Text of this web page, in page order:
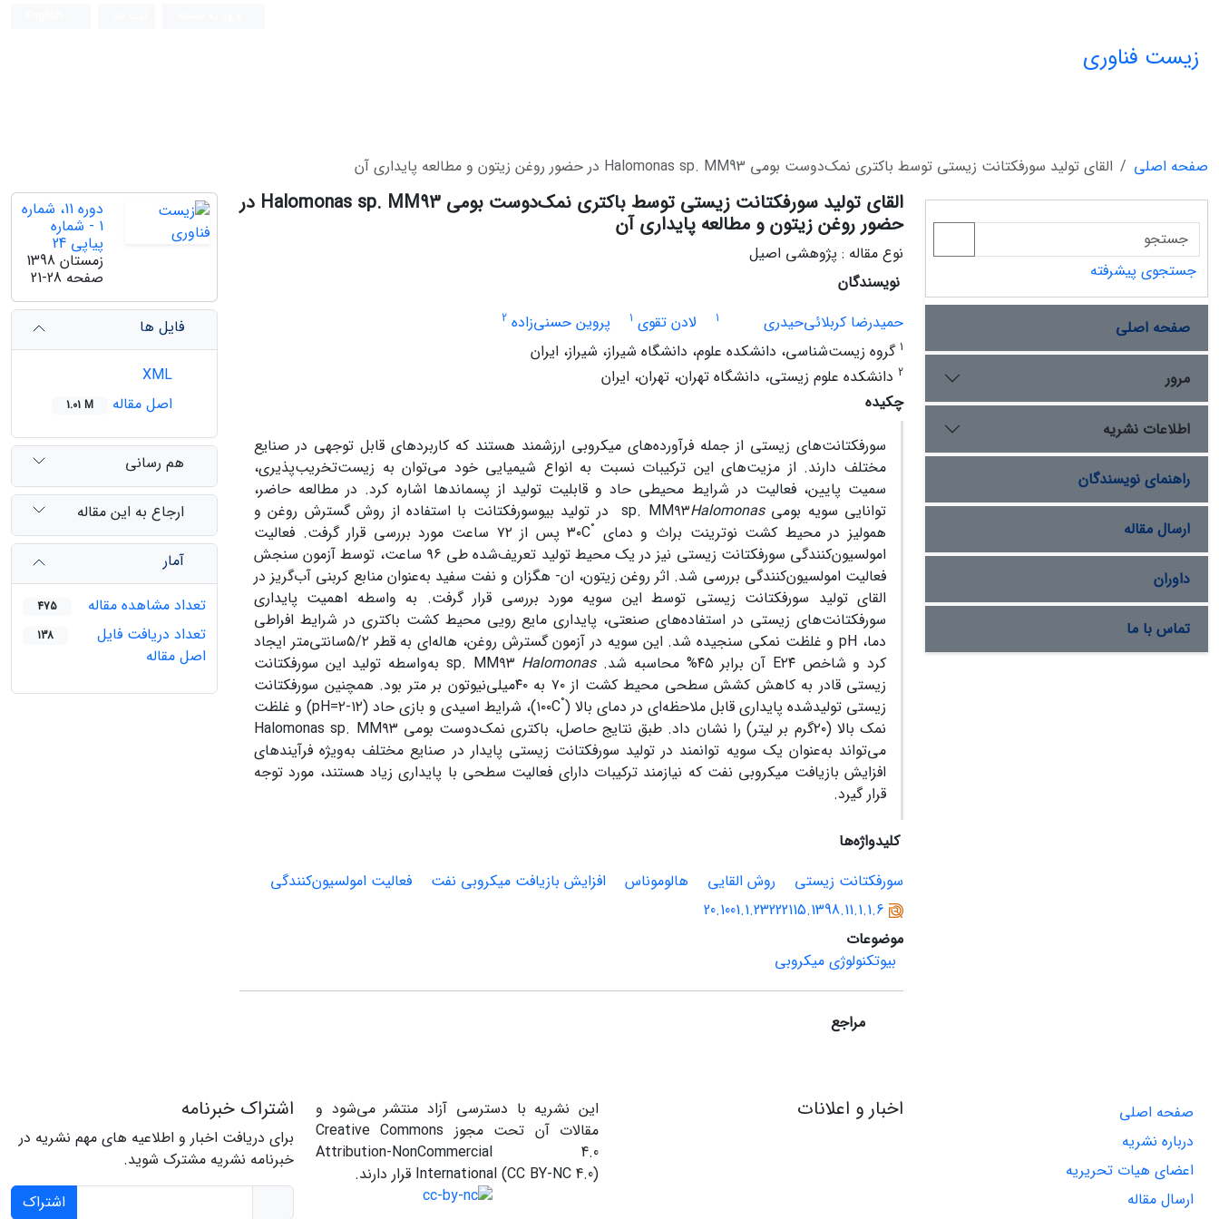
زیست فناوری
صفحه اصلی القای تولید سورفکتانت زیستی توسط باکتری نمک‌دوست بومی Halomonas sp. MM93 در حضور روغن زیتون و مطالعه پایداری آن
القای تولید سورفکتانت زیستی توسط باکتری نمک‌دوست بومی Halomonas sp. MM93 در
حضور روغن زیتون و مطالعه پایداری آن
نوع مقاله : پژوهشی اصیل
نویسندگان
حمیدرضا کربلائی‌حیدری
1 لادن تقوی 1 پروین حسنی‌زاده 2
1 گروه زیست‌شناسی، دانشکده علوم، دانشگاه شیراز، شیراز، ایران
2 دانشکده علوم زیستی، دانشگاه تهران، تهران، ایران
چکیده
سورفکتانت‌های زیستی از جمله فرآورده‌های میکروبی ارزشمند هستند که کاربردهای قابل توجهی در صنایع
مختلف دارند. از مزیت‌های این ترکیبات نسبت به انواع شیمیایی خود می‌توان به زیست‌تخریب‌پذیری،
سمیت پایین، فعالیت در شرایط محیطی حاد و قابلیت تولید از پسماندها اشاره کرد. در مطالعه حاضر،
توانایی سویه‌ بومیHalomonassp. MM۹۳ در تولید بیوسورفکتانت با استفاده از روش گسترش روغن و
همولیز در محیط کشت نوترینت براث و دمای °
C
۳۰ پس از ۷۲ ساعت مورد بررسی قرار گرفت. فعالیت
امولسیون‌کنندگی سورفکتانت زیستی نیز در یک محیط تولید تعریف‌شده طی ۹۶ ساعت، توسط آزمون سنجش
فعالیت امولسیون‌کنندگی بررسی شد. اثر روغن زیتون، ان- هگزان و نفت سفید به‌عنوان منابع کربنی آب‌گریز در
القای تولید سورفکتانت زیستی توسط این سویه مورد بررسی قرار گرفت. به ‌واسطه اهمیت پایداری
سورفکتانت‌های زیستی در استفاده‌های صنعتی، پایداری مایع رویی محیط کشت باکتری در شرایط افراطی
دما، pH
و غلظت نمکی سنجیده شد. این سویه در آزمون گسترش روغن، هاله‌ای به قطر ۵/۲سانتی‌متر ایجاد
کرد و شاخصE۲۴ آن برابر ۴۵% محاسبه شد. Halomonas sp. MM۹۳ به‌واسطه تولید این سورفکتانت
زیستی قادر به کاهش کشش سطحی محیط کشت از ۷۰ به ۴۰میلی‌نیوتون بر متر بود. همچنین سورفکتانت
زیستی تولیدشده پایداری قابل ملاحظه‌ای در دمای بالا (°
C۱۰۰)، شرایط اسیدی و بازی حاد (۱۲-۲= pH) و غلظت
نمک بالا (۲۰گرم بر لیتر) را نشان داد. طبق نتایج حاصل، باکتری نمک‌دوست بومی
Halomonas sp. MM۹۳
می‌تواند به‌عنوان یک سویه توانمند در تولید سورفکتانت زیستی پایدار در صنایع مختلف به‌ویژه فرآیندهای
افزایش بازیافت میکروبی نفت که نیازمند ترکیبات دارای فعالیت سطحی با پایداری زیاد هستند، مورد توجه
قرار گیرد.
کلیدواژه‌ها
سورفکتانت زیستی
روش القایی هالوموناس افزایش بازیافت میکروبی نفت
فعالیت امولسیون‌کنندگی
20.1001.1.23222115.1398.11.1.1.6
موضوعات
بیوتکنولوژی میکروبی
مراجع
دوره 11، شماره
1 - شماره
پیاپی 24
زمستان 1398
صفحه 21-28
فایل ها
اصل مقاله
1.01 M
هم رسانی
ارجاع به این مقاله
آمار
تعداد مشاهده مقاله
475
تعداد دریافت فایل
اصل مقاله
138
جستجوی پیشرفته
صفحه اصلی
مرور
اطلاعات نشریه
راهنمای نویسندگان
ارسال مقاله
داوران
تماس با ما
صفحه اصلی
درباره نشریه
اعضای هیات تحریریه
ارسال مقاله
اخبار و اعلانات
این نشریه با دسترسی آزاد منتشر می‌شود و
مقالات آن تحت مجوز Creative Commons
Attribution-NonCommercial 4.0
International (CC BY-NC 4.0) قرار دارند.
اشتراک خبرنامه
برای دریافت اخبار و اطلاعیه های مهم نشریه در
خبرنامه نشریه مشترک شوید.
اشتراک